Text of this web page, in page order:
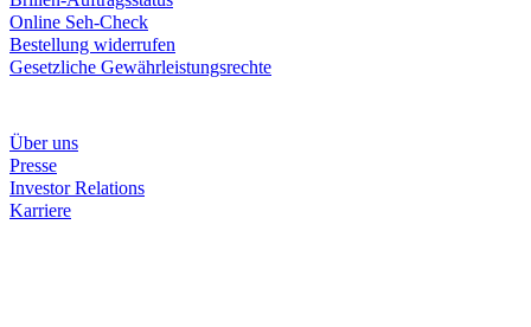
Online Seh-Check
Bestellung widerrufen
Gesetzliche Gewährleistungsrechte
Über uns
Presse
Investor Relations
Karriere